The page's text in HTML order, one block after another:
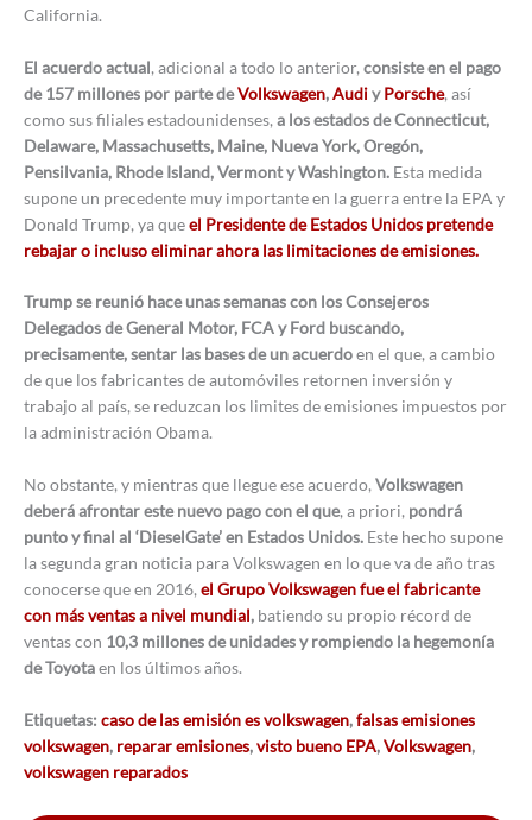
California.
El acuerdo actual, adicional a todo lo anterior, consiste en el pago
de 157 millones por parte deVolkswagen,AudiyPorsche, así
como sus filiales estadounidenses, a los estados de Connecticut,
Delaware, Massachusetts, Maine, Nueva York, Oregón,
Pensilvania, Rhode Island, Vermont y Washington. Esta medida
supone un precedente muy importante en la guerra entre la EPA y
Donald Trump, ya queel Presidente de Estados Unidos pretende
rebajar o incluso eliminar ahora las limitaciones de emisiones.
Trump se reunió hace unas semanas con los Consejeros
Delegados de General Motor, FCA y Ford buscando,
precisamente, sentar las bases de un acuerdoen el que, a cambio
de que los fabricantes de automóviles retornen inversión y
trabajo al país, se reduzcan los limites de emisiones impuestos por
la administración Obama.
No obstante, y mientras que llegue ese acuerdo, Volkswagen
deberá afrontar este nuevo pago con el que, a priori, pondrá
punto y final al ‘DieselGate’ en Estados Unidos. Este hecho supone
la segunda gran noticia para Volkswagen en lo que va de año tras
conocerse que en 2016, el Grupo Volkswagen fue el fabricante
con más ventas a nivel mundial, batiendo su propio récord de
ventas con 10,3 millones de unidades y rompiendo la hegemonía
de Toyotaen los últimos años.
Etiquetas: caso de las emisión es volkswagen,falsas emisiones
volkswagen, reparar emisiones,visto bueno EPA,Volkswagen,
volkswagen reparados